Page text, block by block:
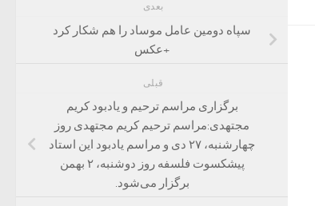
بعدی
سپاه دومین عامل موساد را هم شکار کرد
+عکس
قبلی
برگزاری مراسم ترحیم و یادبود کریم
مجتهدی:مراسم ترحیم کریم مجتهدی روز
چهارشنبه، ۲۷ دی و مراسم یادبود این استاد
پیشکسوت فلسفه روز دوشنبه، ۲ بهمن
برگزار می‌شود.